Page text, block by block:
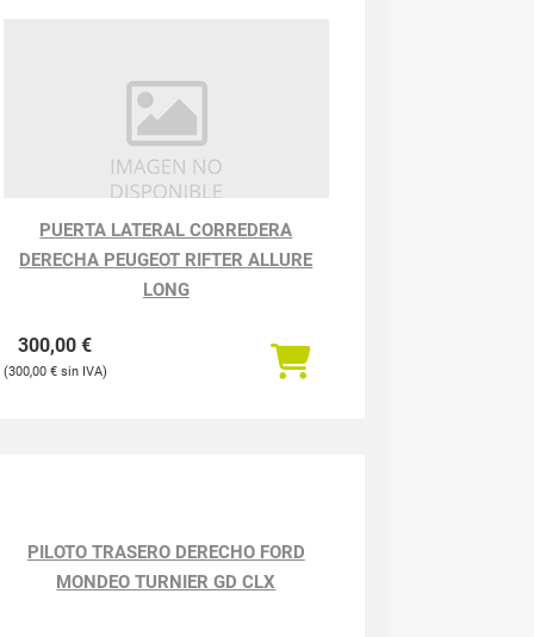
PUERTA LATERAL CORREDERA
DERECHA PEUGEOT RIFTER ALLURE
LONG
300,00€
300,00 €